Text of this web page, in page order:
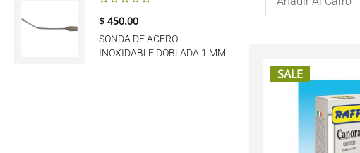
$ 450.00
SONDA DE ACERO
INOXIDABLE DOBLADA 1 MM
SALE